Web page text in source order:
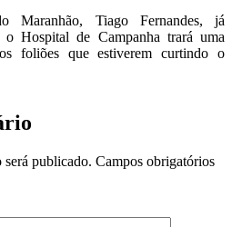
Maranhão, Tiago Fernandes, já
Hospital de Campanha trará uma
foliões que estiverem curtindo o
será publicado. Campos obrigatórios